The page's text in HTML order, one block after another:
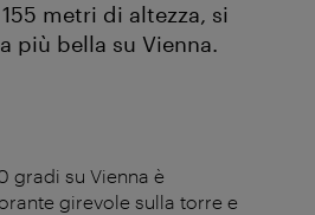
metri di altezza, si
più bella su Vienna.
gradi su Vienna è
girevole sulla torre e